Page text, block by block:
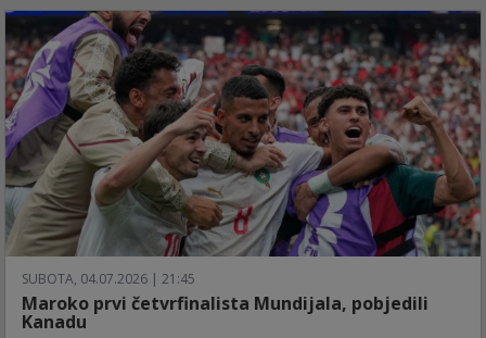
SUBOTA, 04.07.2026 | 21:45
Maroko prvi četvrfinalista Mundijala, pobjedili
Kanadu